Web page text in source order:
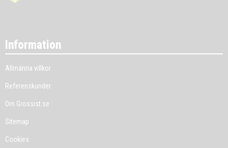
Information
Allmänna villkor
Referenskunder
Om Grossist.se
Sitemap
Cookies